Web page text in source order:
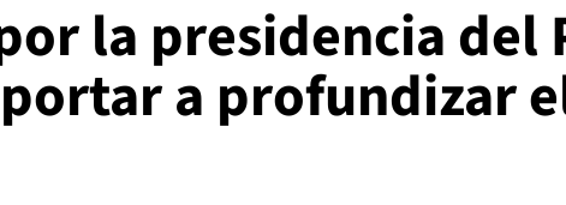
la presidencia del
a profundizar